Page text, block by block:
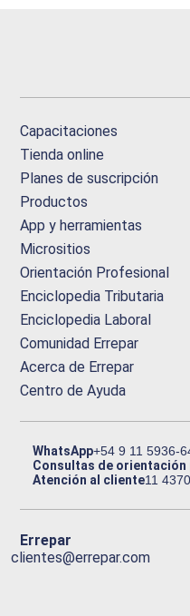
Capacitaciones
Tienda online
Planes de suscripción
Productos
App y herramientas
Micrositios
Orientación Profesional
Enciclopedia Tributaria
Enciclopedia Laboral
Comunidad Errepar
Acerca de Errepar
Centro de Ayuda
WhatsApp+54 9 11 5936-
Consultas de
Atención al cliente11
Errepar
clientes@errepar.com